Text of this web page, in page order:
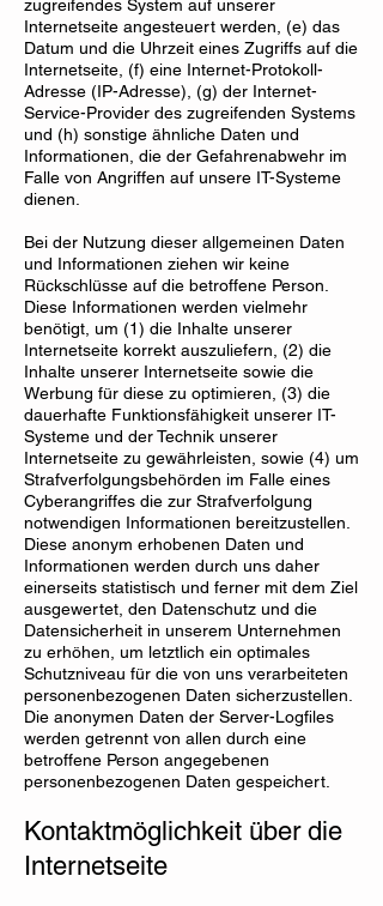
zugreifendes System auf unserer
Internetseite angesteuert werden, (e) das
Datum und die Uhrzeit eines Zugriffs auf die
Internetseite, (f) eine Internet-Protokoll-
Adresse (IP-Adresse), (g) der Internet-
Service-Provider des zugreifenden Systems
und (h) sonstige ähnliche Daten und
Informationen, die der Gefahrenabwehr im
Falle von Angriffen auf unsere IT-Systeme
dienen.
Bei der Nutzung dieser allgemeinen Daten
und Informationen ziehen wir keine
Rückschlüsse auf die betroffene Person.
Diese Informationen werden vielmehr
benötigt, um (1) die Inhalte unserer
Internetseite korrekt auszuliefern, (2) die
Inhalte unserer Internetseite sowie die
Werbung für diese zu optimieren, (3) die
dauerhafte Funktionsfähigkeit unserer IT-
Systeme und der Technik unserer
Internetseite zu gewährleisten, sowie (4) um
Strafverfolgungsbehörden im Falle eines
Cyberangriffes die zur Strafverfolgung
notwendigen Informationen bereitzustellen.
Diese anonym erhobenen Daten und
Informationen werden durch uns daher
einerseits statistisch und ferner mit dem Ziel
ausgewertet, den Datenschutz und die
Datensicherheit in unserem Unternehmen
zu erhöhen, um letztlich ein optimales
Schutzniveau für die von uns verarbeiteten
personenbezogenen Daten sicherzustellen.
Die anonymen Daten der Server-Logfiles
werden getrennt von allen durch eine
betroffene Person angegebenen
personenbezogenen Daten gespeichert.
Kontaktmöglichkeit über die
Internetseite